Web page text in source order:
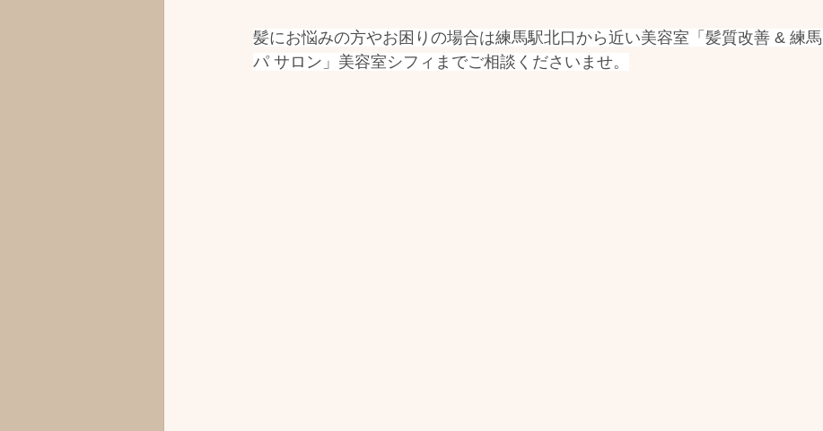
髪にお悩みの方やお困りの場合は練馬駅北口から近い美容室「髪質改善 & 練馬
パ サロン」美容室シフィまでご相談くださいませ。